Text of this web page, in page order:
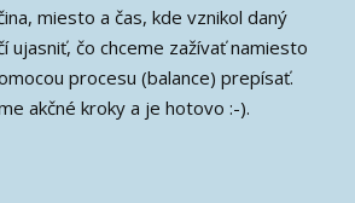
miesto a čas, kde vznikol daný
ujasniť, čo chceme zažívať namiesto
procesu (balance) prepísať.
akčné kroky a je hotovo :-).